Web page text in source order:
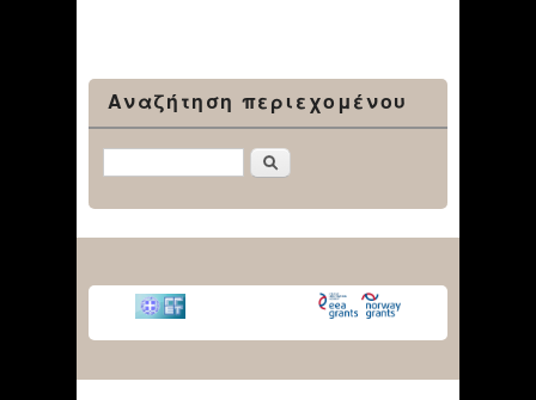
Αναζήτηση περιεχομένου
Αναζήτηση